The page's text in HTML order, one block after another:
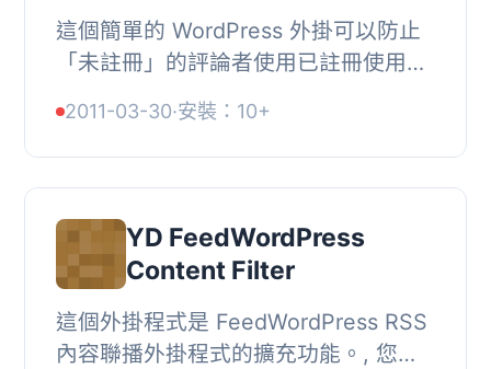
這個簡單的 WordPress 外掛可以防止
「未註冊」的評論者使用已註冊使用者
它讓匿名使用者選擇登錄、註冊或選擇
其他身分。, ...
2011-03-30·安裝：10+
YD FeedWordPress
Content Filter
這個外掛程式是 FeedWordPress RSS
內容聯播外掛程式的擴充功能。, 您需